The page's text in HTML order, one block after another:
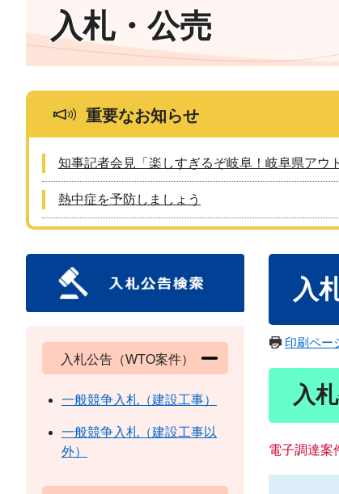
入札・公売
重要なお知らせ
知事記者会見「楽しすぎるぞ岐阜！岐阜県アウ
熱中症を予防しましょう
入
印刷ペー
入
電子調達案
入札公告（WTO案件）
一般競争入札（建設工事）
一般競争入札（建設工事以
外）